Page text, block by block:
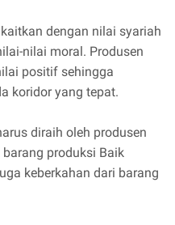
dengan nilai syariah
nilai moral. Produsen
positif sehingga
koridor yang tepat.
diraih oleh produsen
produksi Baik
keberkahan dari barang